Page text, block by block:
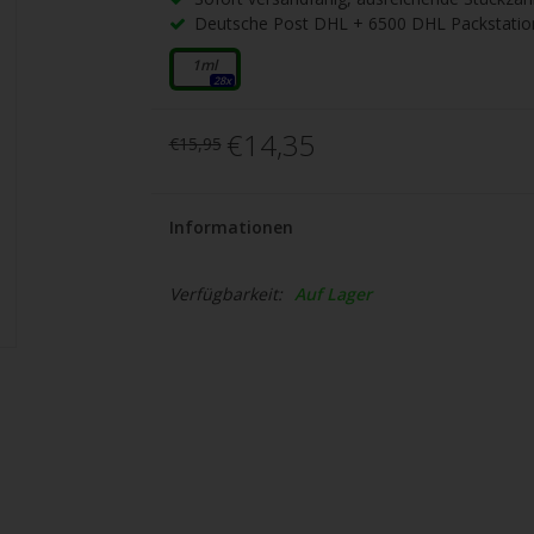
Deutsche Post DHL + 6500 DHL
1ml
28x
€15,95 €14,35
Informationen
Verfügbarkeit: Auf Lager